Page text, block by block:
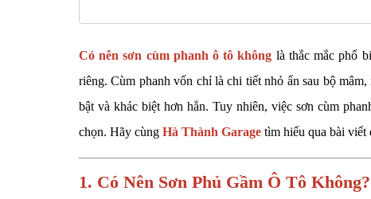
Có nên sơn cùm phanh ô tô không là thắc mắc phổ
riêng. Cùm phanh vốn chỉ là chi tiết nhỏ ẩn sau bộ
bật và khác biệt hơn hẳn. Tuy nhiên, việc sơn cùm
chọn. Hãy cùng Hà Thành Garage tìm hiểu qua bài viết
1. Có Nên Sơn Phủ Gầm Ô Tô